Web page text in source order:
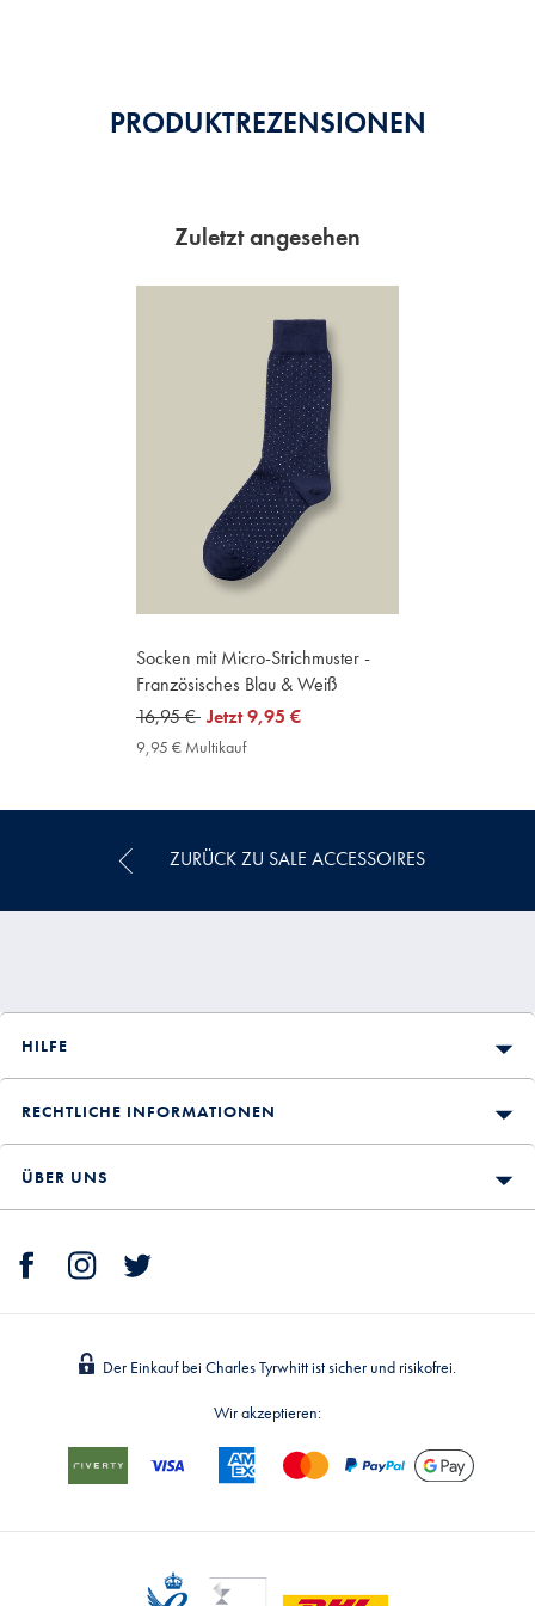
PRODUKTREZENSIONEN
Zuletzt angesehen
Socken mit Micro-Strichmuster -
Französisches Blau & Weiß
was
16,95
16,95 € now
9,95
Jetzt9,95 €
9,95 € Multikauf9,95
Price
ZURÜCK ZU SALE ACCESSOIRES
HILFE
RECHTLICHE INFORMATIONEN
ÜBER UNS
Der Einkauf bei Charles Tyrwhitt ist sicher und risikofrei.
Wir akzeptieren: